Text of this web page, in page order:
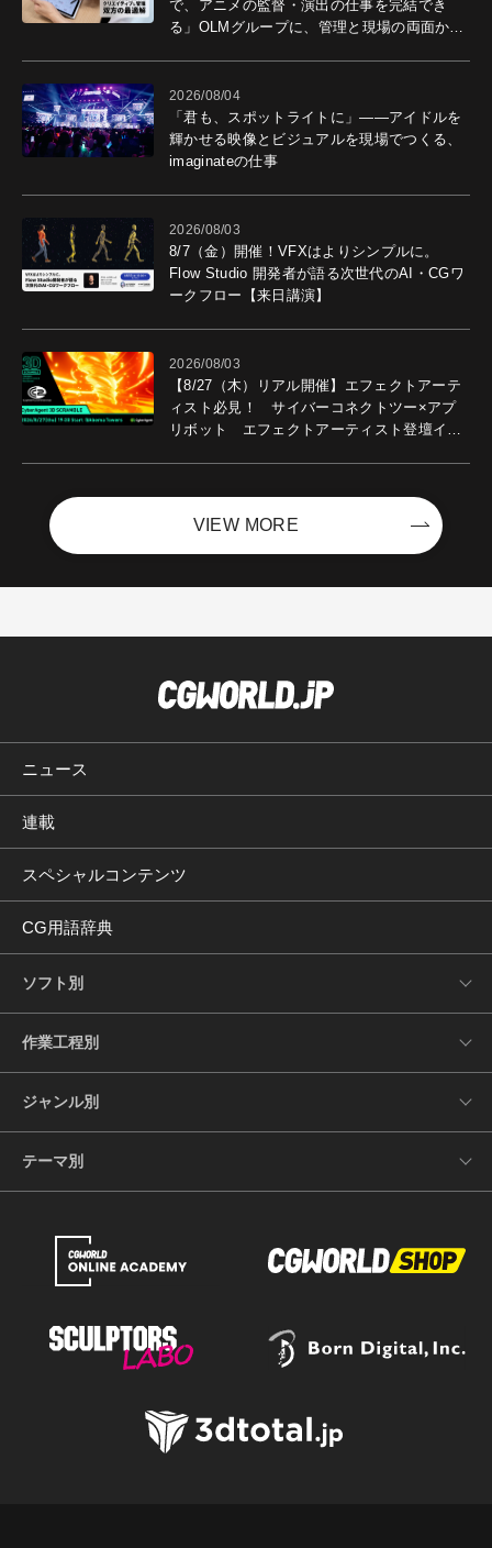
で、アニメの監督・演出の仕事を完結でき
る」OLMグループに、管理と現場の両面から
2026/08/04
「君も、スポットライトに」――アイドルを
輝かせる映像とビジュアルを現場でつくる、
imaginateの仕事
2026/08/03
8/7（金）開催！VFXはよりシンプルに。
Flow Studio 開発者が語る次世代のAI・CGワ
ークフロー【来日講演】
2026/08/03
【8/27（木）リアル開催】エフェクトアーテ
ィスト必見！ サイバーコネクトツー×アプ
リボット エフェクトアーティスト登壇イベ
VIEW MORE
ニュース
連載
スペシャルコンテンツ
CG用語辞典
ソフト別
作業工程別
ジャンル別
テーマ別